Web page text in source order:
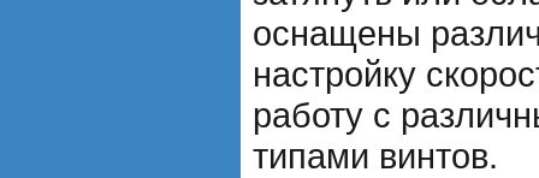
оснащены
настройку
работу с
типами винтов.